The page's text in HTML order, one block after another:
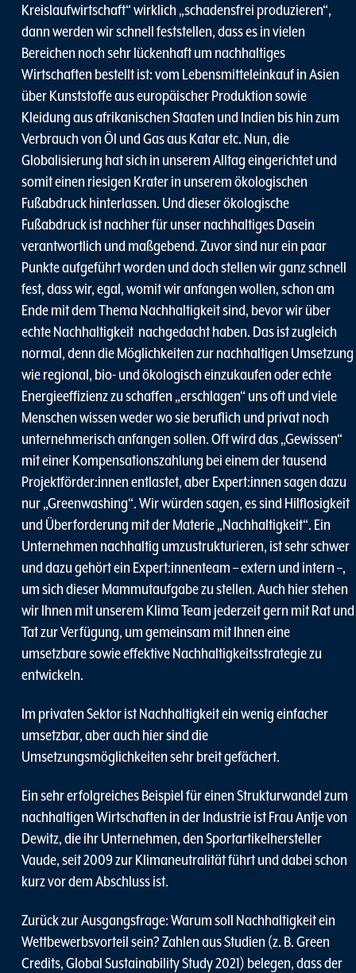
Kreislaufwirtschaft“ wirklich „schadensfrei produzieren“,
dann werden wir schnell feststellen, dass es in vielen
Bereichen noch sehr lückenhaft um nachhaltiges
Wirtschaften bestellt ist: vom Lebensmitteleinkauf in Asien
über Kunststoffe aus europäischer Produktion sowie
Kleidung aus afrikanischen Staaten und Indien bis hin zum
Verbrauch von Öl und Gas aus Katar etc. Nun, die
Globalisierung hat sich in unserem Alltag eingerichtet und
somit einen riesigen Krater in unserem ökologischen
Fußabdruck hinterlassen. Und dieser ökologische
Fußabdruck ist nachher für unser nachhaltiges Dasein
verantwortlich und maßgebend. Zuvor sind nur ein paar
Punkte aufgeführt worden und doch stellen wir ganz schnell
fest, dass wir, egal, womit wir anfangen wollen, schon am
Ende mit dem Thema Nachhaltigkeit sind, bevor wir über
echte Nachhaltigkeit nachgedacht haben. Das ist zugleich
normal, denn die Möglichkeiten zur nachhaltigen Umsetzung
wie regional, bio- und ökologisch einzukaufen oder echte
Energieeffizienz zu schaffen „erschlagen“ uns oft und viele
Menschen wissen weder wo sie beruflich und privat noch
unternehmerisch anfangen sollen. Oft wird das „Gewissen“
mit einer Kompensationszahlung bei einem der tausend
Projektförder:innen entlastet, aber Expert:innen sagen dazu
nur „Greenwashing“. Wir würden sagen, es sind Hilflosigkeit
und Überforderung mit der Materie „Nachhaltigkeit“. Ein
Unternehmen nachhaltig umzustrukturieren, ist sehr schwer
und dazu gehört ein Expert:innenteam – extern und intern –,
um sich dieser Mammutaufgabe zu stellen. Auch hier stehen
wir Ihnen mit unserem Klima Team jederzeit gern mit Rat und
Tat zur Verfügung, um gemeinsam mit Ihnen eine
umsetzbare sowie effektive Nachhaltigkeitsstrategie zu
entwickeln.
Im privaten Sektor ist Nachhaltigkeit ein wenig einfacher
umsetzbar, aber auch hier sind die
Umsetzungsmöglichkeiten sehr breit gefächert.
Ein sehr erfolgreiches Beispiel für einen Strukturwandel zum
nachhaltigen Wirtschaften in der Industrie ist Frau Antje von
Dewitz, die ihr Unternehmen, den Sportartikelhersteller
Vaude, seit 2009 zur Klimaneutralität führt und dabei schon
kurz vor dem Abschluss ist.
Zurück zur Ausgangsfrage: Warum soll Nachhaltigkeit ein
Wettbewerbsvorteil sein? Zahlen aus Studien (z. B. Green
Credits, Global Sustainability Study 2021) belegen, dass der